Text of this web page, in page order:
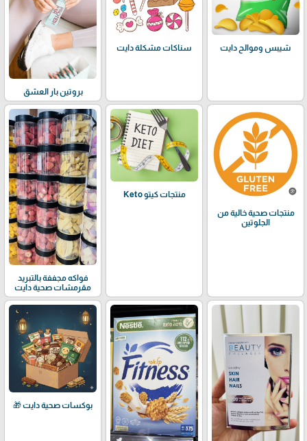
شيبس وموالح دايت سناكات مشكلة دايت
بروتين بار العشق
منتجات صحية خالية من
الجلوتين
منتجات كيتو Keto
فواكه مجففة بالتبريد
مقرمشات صحية دايت
بوكسات صحية دايت 🎁